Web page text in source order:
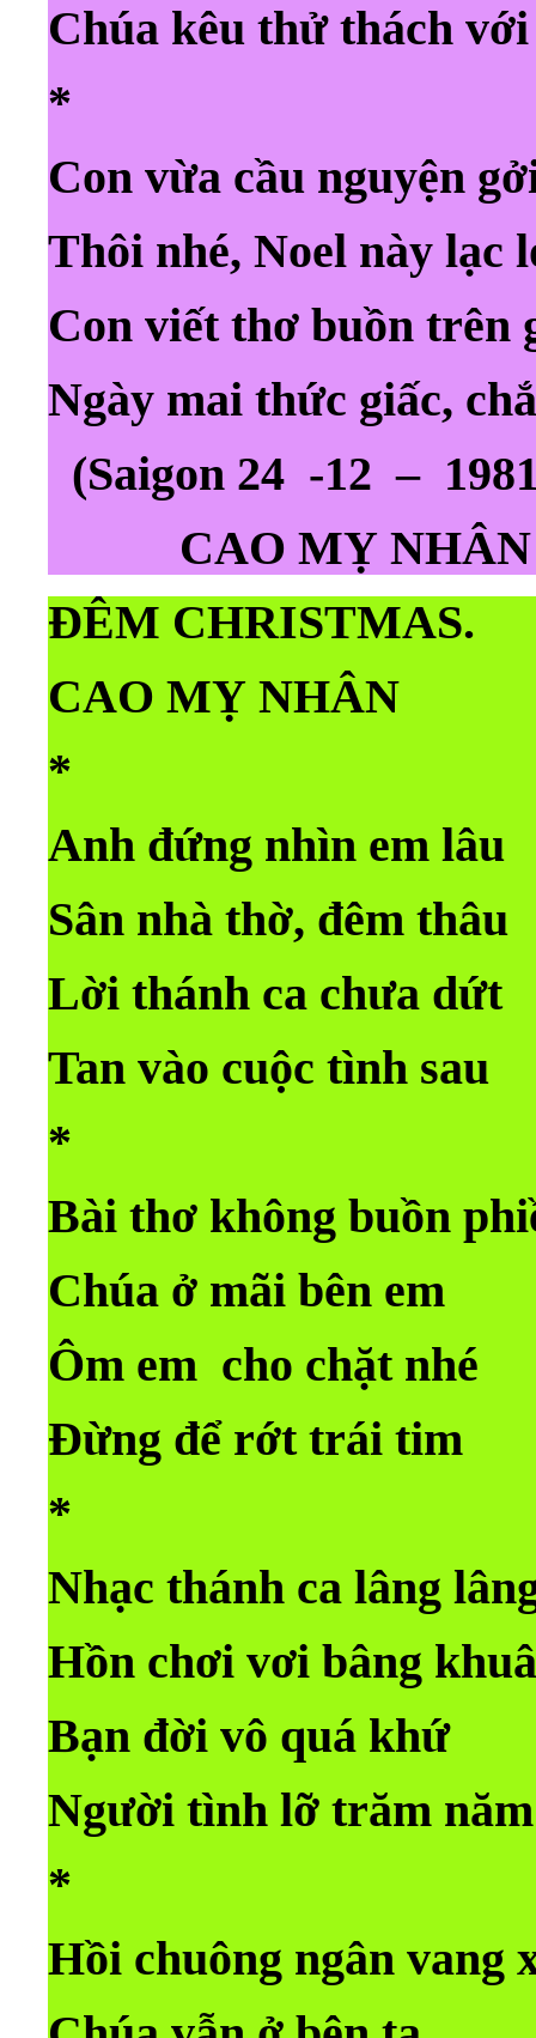
Chúa kêu thử thách
*
Con vừa cầu nguyện
Thôi nhé, Noel này lạc
Con viết thơ buồn trên
Ngày mai thức giấc,
(Saigon 24 -12 –
CAO MỴ NHÂN
ĐÊM CHRISTMAS.
CAO MỴ NHÂN
*
Anh đứng nhìn em lâu
Sân nhà thờ, đêm thâu
Lời thánh ca chưa dứt
Tan vào cuộc tình sau
*
Bài thơ không buồn
Chúa ở mãi bên em
Ôm em cho chặt nhé
Đừng để rớt trái tim
*
Nhạc thánh ca lâng
Hồn chơi vơi bâng
Bạn đời vô quá khứ
Người tình lỡ trăm năm
*
Hồi chuông ngân vang